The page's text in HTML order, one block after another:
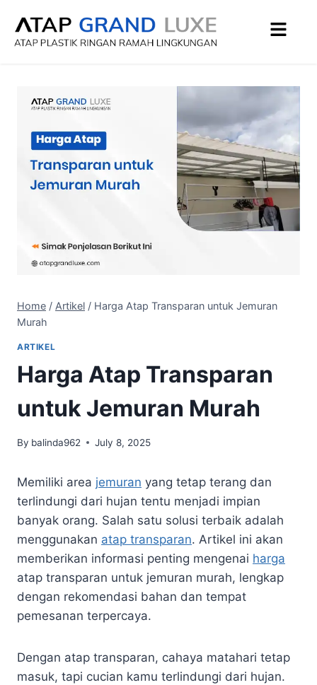
Home / Artikel / Harga Atap Transparan untuk Jemuran
Murah
ARTIKEL
Harga Atap Transparan
untuk Jemuran Murah
By balinda962 July 8, 2025
Memiliki area jemuran yang tetap terang dan
terlindungi dari hujan tentu menjadi impian
banyak orang. Salah satu solusi terbaik adalah
menggunakan atap transparan. Artikel ini akan
memberikan informasi penting mengenai harga
atap transparan untuk jemuran murah, lengkap
dengan rekomendasi bahan dan tempat
pemesanan terpercaya.
Dengan atap transparan, cahaya matahari tetap
masuk, tapi cucian kamu terlindungi dari hujan.